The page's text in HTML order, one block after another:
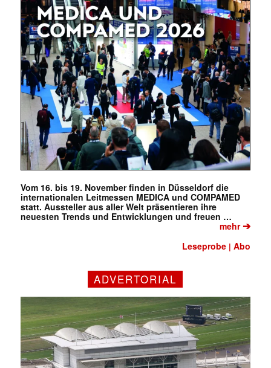
Vom 16. bis 19. November finden in Düsseldorf die
internationalen Leitmessen MEDICA und COMPAMED
statt. Aussteller aus aller Welt präsentieren ihre
neuesten Trends und Entwicklungen und freuen …
mehr➔
Leseprobe |Abo
ADVERTORIAL